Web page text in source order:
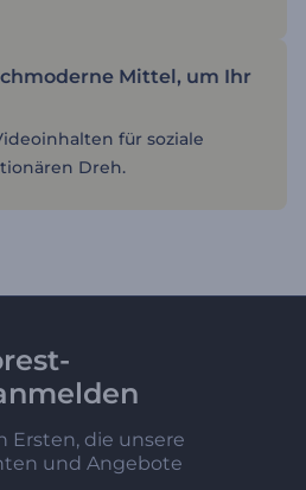
Mittel, um Ihr
für soziale
Dreh.
Ersten, die unsere
und Angebote